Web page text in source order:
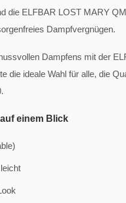
die ELFBAR LOST MARY
Dampfvergnügen.
Dampfens mit der
die ideale Wahl für alle, die
einem Blick